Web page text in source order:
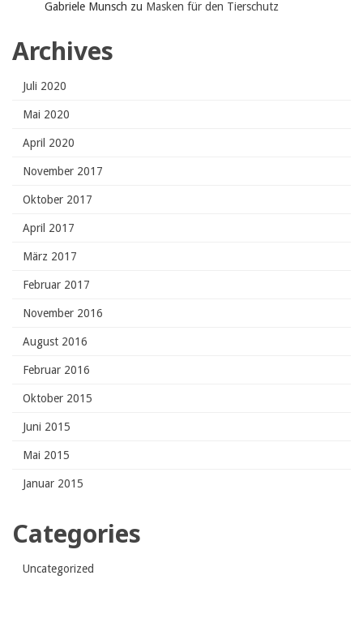
Gabriele Munsch zu Masken für den Tierschutz
Archives
Juli 2020
Mai 2020
April 2020
November 2017
Oktober 2017
April 2017
März 2017
Februar 2017
November 2016
August 2016
Februar 2016
Oktober 2015
Juni 2015
Mai 2015
Januar 2015
Categories
Uncategorized